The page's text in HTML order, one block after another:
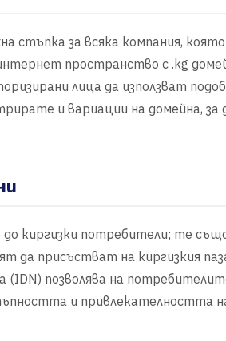
стъпка за всяка компания,
пространство с .kg
лица да използват
и вариации на домейна,
до киргизки потребители; те
да присъстват на киргизкия
(IDN) позволява на
и привлекателността